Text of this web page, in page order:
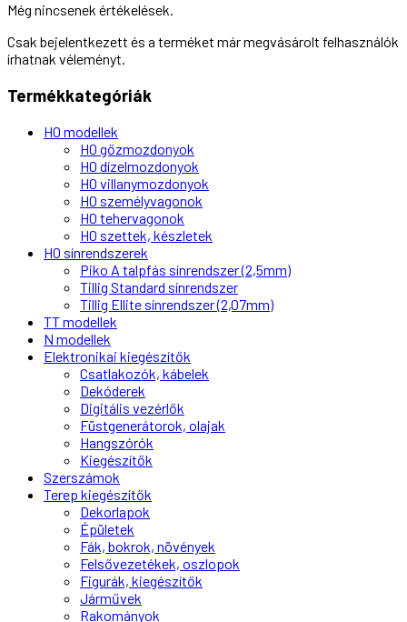
Még nincsenek értékelések.
Csak bejelentkezett és a terméket már megvásárolt felhasználók
írhatnak véleményt.
Termékkategóriák
H0 modellek
H0 gőzmozdonyok
H0 dízelmozdonyok
H0 villanymozdonyok
H0 személyvagonok
H0 tehervagonok
H0 szettek, készletek
H0 sínrendszerek
Piko A talpfás sínrendszer (2,5mm)
Tillig Standard sínrendszer
Tillig Ellite sínrendszer (2,07mm)
TT modellek
N modellek
Elektronikai kiegészítők
Csatlakozók, kábelek
Dekóderek
Digitális vezérlők
Füstgenerátorok, olajak
Hangszórók
Kiegészítők
Szerszámok
Terep kiegészítők
Dekorlapok
Épületek
Fák, bokrok, növények
Felsővezetékek, oszlopok
Figurák, kiegészítők
Járművek
Rakományok